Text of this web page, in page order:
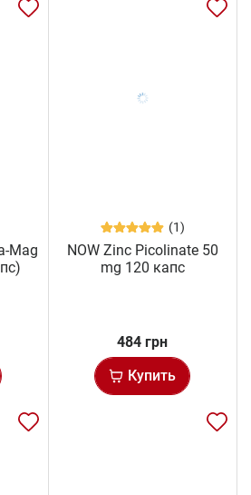
Mag
(1)
NOW Zinc Picolinate 50
mg 120 капс
484 грн
Купить